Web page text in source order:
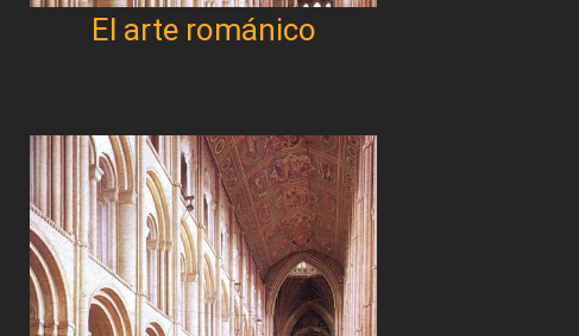
El arte románico